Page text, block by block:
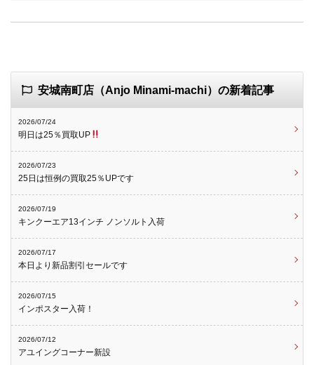
安城南町店（Anjo Minami-machi）の新着記事
2026/07/24
明日は25％買取UP
2026/07/23
25日は恒例の買取25％UPです
2026/07/19
キンクーエア13インチ ノンソルト入荷
2026/07/17
本日より新品割引セールです
2026/07/15
インポスター入荷！
2026/07/12
アユイングコーナー新設